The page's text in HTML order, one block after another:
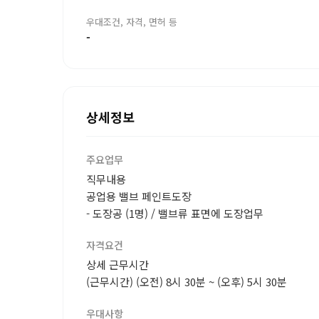
우대조건, 자격, 면허 등
-
상세정보
주요업무
직무내용
공업용 밸브 페인트도장
- 도장공 (1명) / 밸브류 표면에 도장업무
자격요건
상세 근무시간
(근무시간) (오전) 8시 30분 ~ (오후) 5시 30분
우대사항